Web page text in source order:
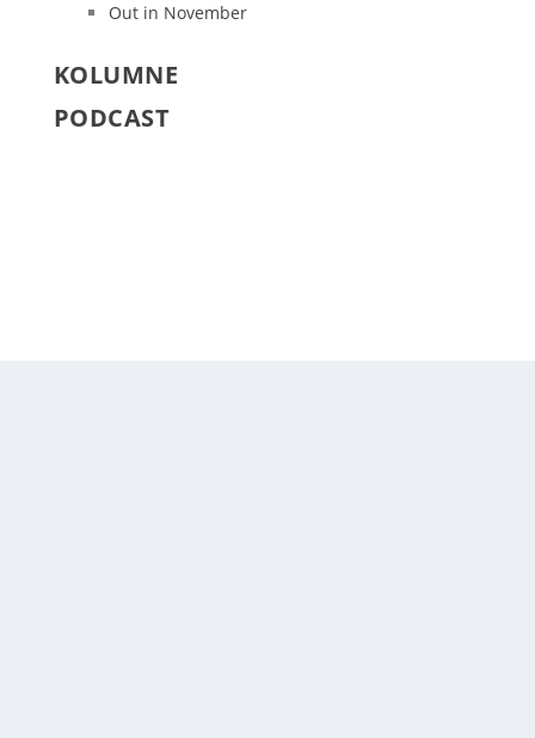
Out in November
KOLUMNE
PODCAST